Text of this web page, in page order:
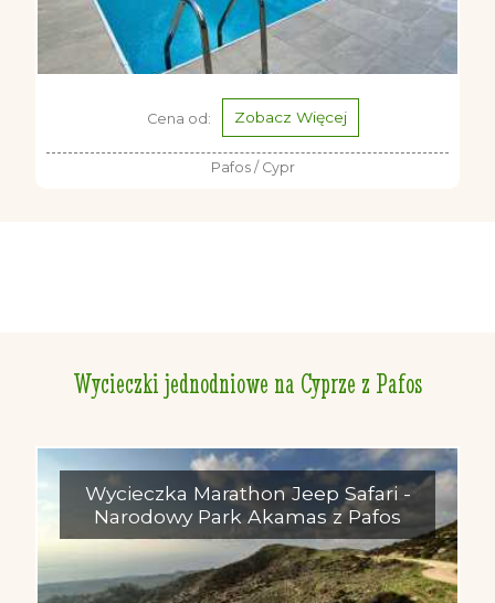
Cena od: Zobacz Więcej
Pafos / Cypr
Wycieczki jednodniowe na Cyprze z Pafos
Wycieczka Marathon Jeep Safari -
Narodowy Park Akamas z Pafos